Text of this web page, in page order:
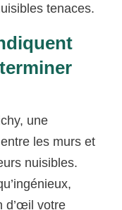
tenaces.
une
les murs et
nuisibles.
d’œil votre